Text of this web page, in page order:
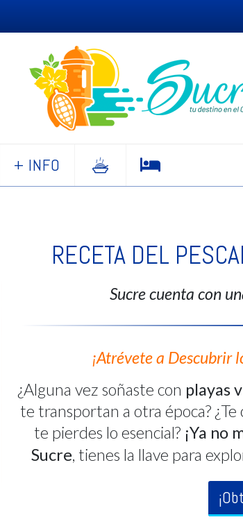
+ INFO
RECETA DEL
Sucre cuenta con
¡Atrévete a Descubrir
¿Alguna vez soñaste con playas
te transportan a otra época?
te pierdes lo esencial? ¡Ya no
Sucre, tienes la llave para